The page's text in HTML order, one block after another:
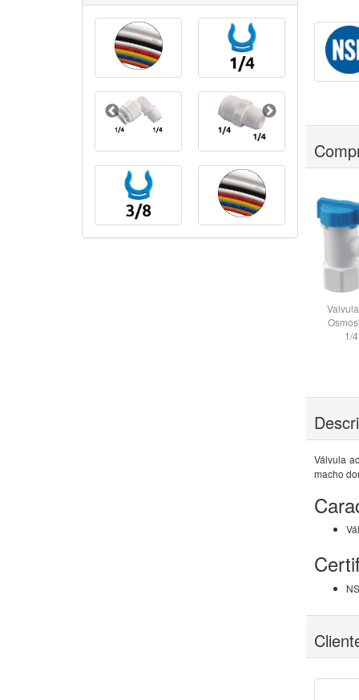
1/
Válvula
macho